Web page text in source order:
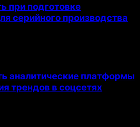
при подготовке
серийного производства
аналитические платформы
трендов в соцсетях